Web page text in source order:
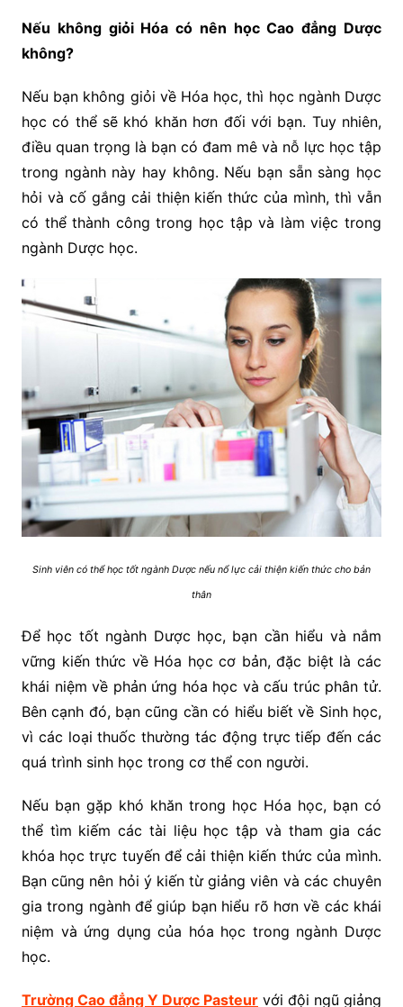
Nếu không giỏi Hóa có nên học Cao đẳng Dược
không?
Nếu bạn không giỏi về Hóa học, thì học ngành Dược
học có thể sẽ khó khăn hơn đối với bạn. Tuy nhiên,
điều quan trọng là bạn có đam mê và nỗ lực học tập
trong ngành này hay không. Nếu bạn sẵn sàng học
hỏi và cố gắng cải thiện kiến thức của mình, thì vẫn
có thể thành công trong học tập và làm việc trong
ngành Dược học.
Sinh viên có thể học tốt ngành Dược nếu nổ lực cải thiện kiến thức cho bản
thân
Để học tốt ngành Dược học, bạn cần hiểu và nắm
vững kiến thức về Hóa học cơ bản, đặc biệt là các
khái niệm về phản ứng hóa học và cấu trúc phân tử.
Bên cạnh đó, bạn cũng cần có hiểu biết về Sinh học,
vì các loại thuốc thường tác động trực tiếp đến các
quá trình sinh học trong cơ thể con người.
Nếu bạn gặp khó khăn trong học Hóa học, bạn có
thể tìm kiếm các tài liệu học tập và tham gia các
khóa học trực tuyến để cải thiện kiến thức của mình.
Bạn cũng nên hỏi ý kiến từ giảng viên và các chuyên
gia trong ngành để giúp bạn hiểu rõ hơn về các khái
niệm và ứng dụng của hóa học trong ngành Dược
học.
Trường Cao đẳng Y Dược Pasteur với đội ngũ giảng